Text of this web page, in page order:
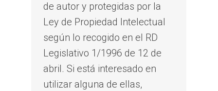
de autor y protegidas por la
Ley de Propiedad Intelectual
según lo recogido en el RD
Legislativo 1/1996 de 12 de
abril. Si está interesado en
utilizar alguna de ellas,